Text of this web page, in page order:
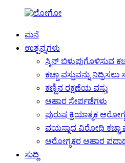
ಮನೆ
ಉತ್ಪನ್ನಗಳು
ಸ್ಕಿನ್ ಬಿಳುಪುಗೊಳಿಸುವ
ಕಚ್ಚಾ ವಸ್ತುವನ್ನು
ಕಣ್ಣಿನ ರಕ್ಷಣೆಯ ವಸ್ತು
ಆಹಾರ ಸೇರ್ಪಡೆಗಳು
ಪುರುಷ ಕ್ರಿಯಾತ್ಮಕ
ವಯಸ್ಸಾದ ವಿರೋಧಿ ಕಚ್ಚಾ
ಆರೋಗ್ಯಕರ ಆಹಾರ
ಸುದ್ದಿ